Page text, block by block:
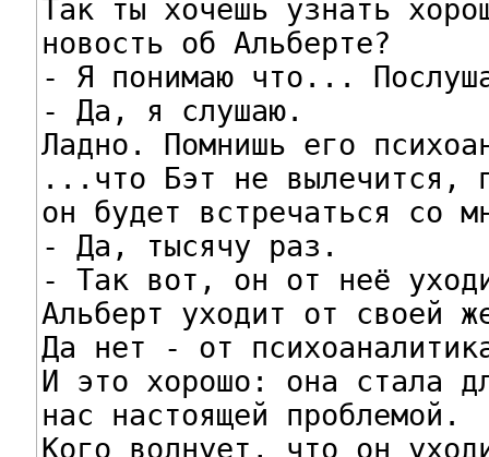
Tак ты хочешь узнать
новость об Альберте?
- Я понимаю что...
- Да, я слушаю.
Ладно. Помнишь его
...что Бэт не вылечится,
он будет встречаться со
- Да, тысячу раз.
- Tак вот, он от неё
Альберт уходит от своей
Да нет - от
И это хорошо: она стала
нас настоящей проблемой.
Кого волнует, что он